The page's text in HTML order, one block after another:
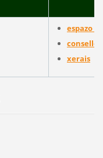
espazo
consello
xerais